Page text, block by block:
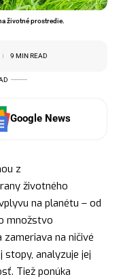
životné prostredie.
9 MIN READ
Google News
z
životného
na planétu – od
množstvo
na ničivé
stopy, analyzuje jej
Tiež ponúka